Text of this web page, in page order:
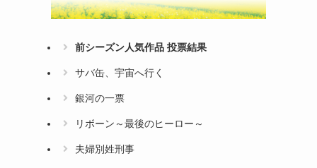
前シーズン人気作品 投票結果
サバ缶、宇宙へ行く
銀河の一票
リボーン～最後のヒーロー～
夫婦別姓刑事